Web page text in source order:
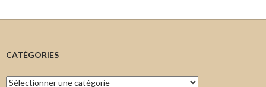
CATÉGORIES
Catégories